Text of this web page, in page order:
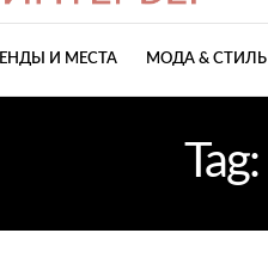
И МЕСТА МОДА &
Tag: